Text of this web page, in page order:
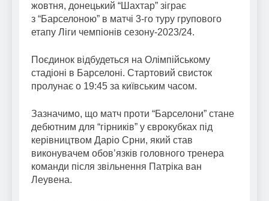
жовтня, донецький “Шахтар” зіграє
з “Барселоною” в матчі 3-го туру групового
етапу Ліги чемпіонів сезону-2023/24.
Поєдинок відбудеться на Олімпійському
стадіоні в Барселоні. Стартовий свисток
пролунає о 19:45 за київським часом.
Зазначимо, що матч проти “Барселони” стане
дебютним для “гірників” у єврокубках під
керівництвом Даріо Срни, який став
виконувачем обов’язків головного тренера
команди після звільнення Патріка ван
Леувена.